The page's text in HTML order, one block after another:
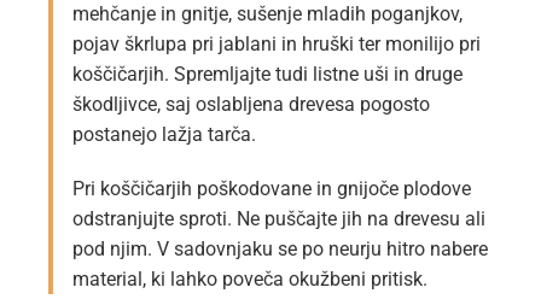
mehčanje in gnitje, sušenje mladih poganjkov,
pojav škrlupa pri jablani in hruški ter monilijo pri
koščičarjih. Spremljajte tudi listne uši in druge
škodljivce, saj oslabljena drevesa pogosto
postanejo lažja tarča.
Pri koščičarjih poškodovane in gnijoče plodove
odstranjujte sproti. Ne puščajte jih na drevesu ali
pod njim. V sadovnjaku se po neurju hitro nabere
material, ki lahko poveča okužbeni pritisk.